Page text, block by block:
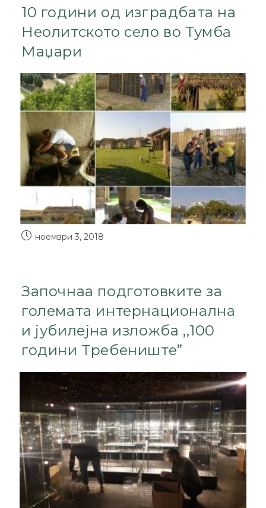
10 години од изградбата на
Неолитското село во Тумба
Маџари
ноември 3, 2018
Започнаа подготовките за
големата интернационална
и јубилејна изложба ,,100
години Требениште”